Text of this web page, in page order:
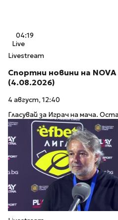
04:19
Live
Livestream
Спортни новини на
(4.08.2026)
4 август, 12:40
Гласувай за Играч на мача.